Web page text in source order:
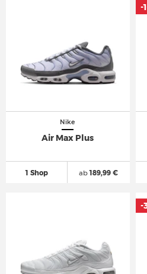
Nike
Air Max Plus
1 Shop ab189,99 €
-
-
-
-